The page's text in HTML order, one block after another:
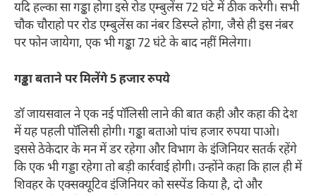
यदि हल्का सा गड्ढा होगा इसे रोड एम्बुलेंस 72 घंटे में ठीक करेगी। सभी
चौक चौराहो पर रोड एम्बुलेंस का नंबर डिस्प्ले होगा, जैसे ही इस नंबर
पर फोन जायेगा, एक भी गड्ढा 72 घंटे के बाद नहीं मिलेगा।
गड्ढा बताने पर मिलेंगे 5 हजार रुपये
डॉ जायसवाल ने एक नई पॉलिसी लाने की बात कही और कहा की देश
में यह पहली पॉलिसी होगी। गड्ढा बताओ पांच हजार रुपया पाओ।
इससे ठेकेदार के मन में डर रहेगा और विभाग के इंजिनियर सतर्क रहेंगे
कि एक भी गड्डा रहेगा तो बड़ी कार्रवाई होगी। उन्होंने कहा कि हाल ही में
शिवहर के एक्सक्यूटिव इंजिनियर को सस्पेंड किया है, दो और